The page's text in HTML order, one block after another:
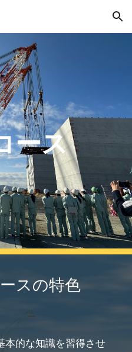
Skip to navigation
ース
スの特色
本的な知識を習得させ